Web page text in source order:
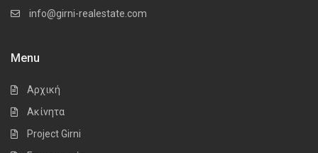
info@girni-realestate.com
Menu
Αρχική
Ακίνητα
Project Girni